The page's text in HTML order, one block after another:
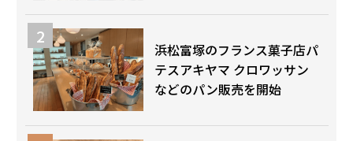
浜松富塚のフランス菓子店パ
テスアキヤマ クロワッサン
などのパン販売を開始